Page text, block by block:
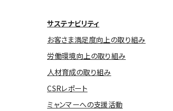
サステナビリティ
お客さま満足度向上の取り組み
労働環境向上の取り組み
人材育成の取り組み
CSRレポート
ミャンマーへの支援活動